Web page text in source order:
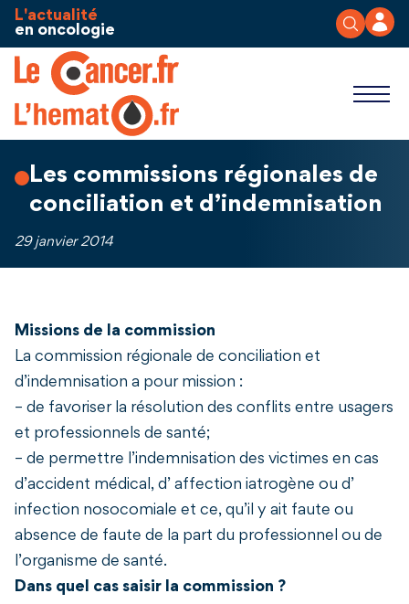
Aller au contenu
L'actualité
en oncologie
Les commissions régionales de
conciliation et d’indemnisation
29 janvier 2014
Missions de la commission
La commission régionale de conciliation et
d’indemnisation a pour mission :
– de favoriser la résolution des conflits entre usagers
et professionnels de santé;
– de permettre l’indemnisation des victimes en cas
d’accident médical, d’ affection iatrogène ou d’
infection nosocomiale et ce, qu’il y ait faute ou
absence de faute de la part du professionnel ou de
l’organisme de santé.
Dans quel cas saisir la commission ?
Panneau de gestion des cookies